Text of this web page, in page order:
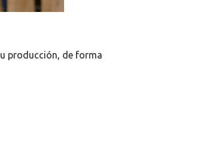
producción, de forma